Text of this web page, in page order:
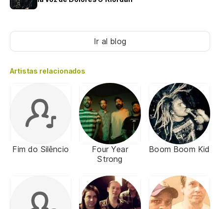
Ir al blog
Artistas relacionados
Fim do Silêncio
Four Year
Strong
Boom Boom Kid